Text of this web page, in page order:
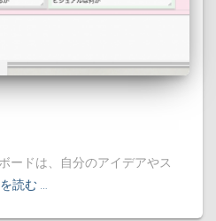
ードは、自分のアイデアやス
読む …